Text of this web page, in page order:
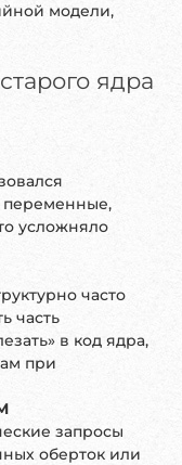
модели,
ядра
переменные,
усложняло
часто
часть
в код ядра,
при
запросы
оберток или